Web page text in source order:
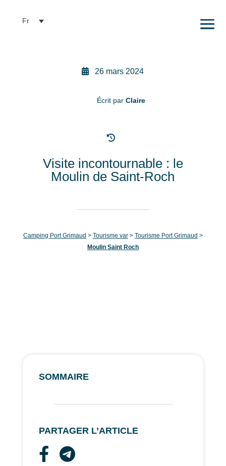
Fr
26 mars 2024
Écrit par Claire
Visite incontournable : le
Moulin de Saint-Roch
Camping Port Grimaud > Tourisme var> Tourisme Port Grimaud >
Moulin Saint Roch
SOMMAIRE
PARTAGER L’ARTICLE